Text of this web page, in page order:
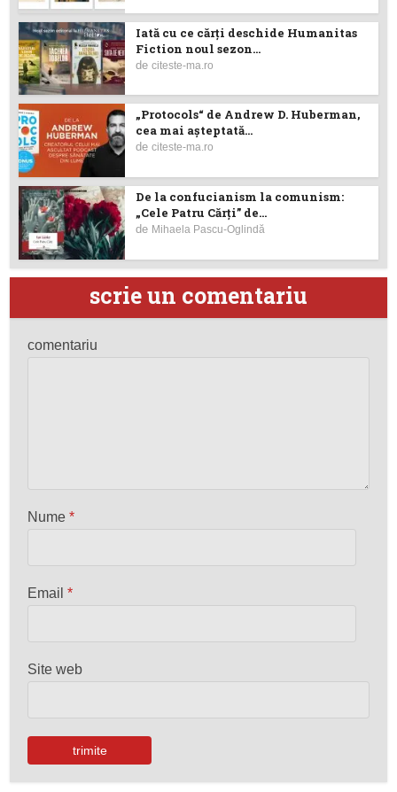
Iată cu ce cărţi deschide Humanitas
Fiction noul sezon...
deciteste-ma.ro
„Protocols“ de Andrew D. Huberman,
cea mai așteptată...
deciteste-ma.ro
De la confucianism la comunism:
„Cele Patru Cărți” de...
de Mihaela Pascu-Oglindă
scrie un comentariu
comentariu
Nume*
Email*
Site web